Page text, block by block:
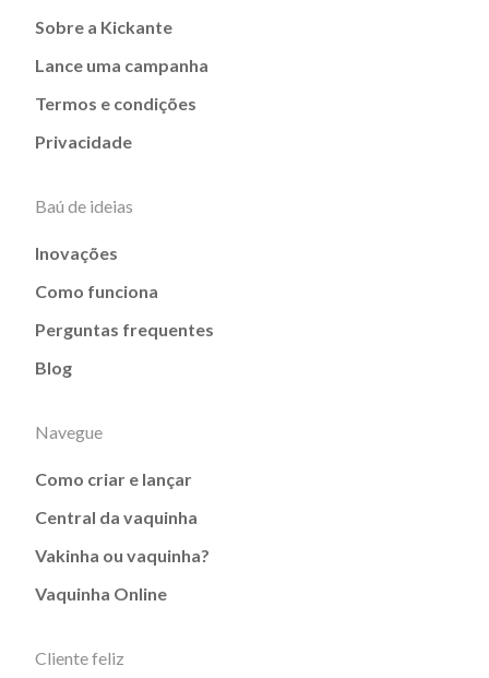
Sobre a Kickante
Lance uma campanha
Termos e condições
Privacidade
Baú de ideias
Inovações
Como funciona
Perguntas frequentes
Blog
Navegue
Como criar e lançar
Central da vaquinha
Vakinha ou vaquinha?
Vaquinha Online
Cliente feliz